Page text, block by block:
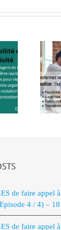
vos
avec
de
17
de faire appel
4 / 4) –
de faire appel